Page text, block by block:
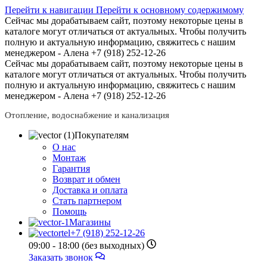
Перейти к навигации Перейти к основному содержимому
Сейчас мы дорабатываем сайт, поэтому некоторые цены в
каталоге могут отличаться от актуальных. Чтобы получить
полную и актуальную информацию, свяжитесь с нашим
менеджером - Алена +7 (918) 252-12-26
Сейчас мы дорабатываем сайт, поэтому некоторые цены в
каталоге могут отличаться от актуальных. Чтобы получить
полную и актуальную информацию, свяжитесь с нашим
менеджером - Алена +7 (918) 252-12-26
Отопление, водоснабжение и канализация
Покупателям
О нас
Монтаж
Гарантия
Возврат и обмен
Доставка и оплата
Стать партнером
Помощь
Магазины
+7 (918) 252-12-26
09:00 - 18:00 (без выходных)
Заказать звонок